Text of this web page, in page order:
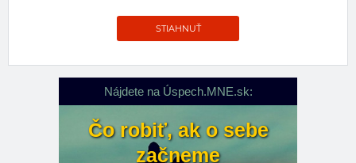
STIAHNUŤ